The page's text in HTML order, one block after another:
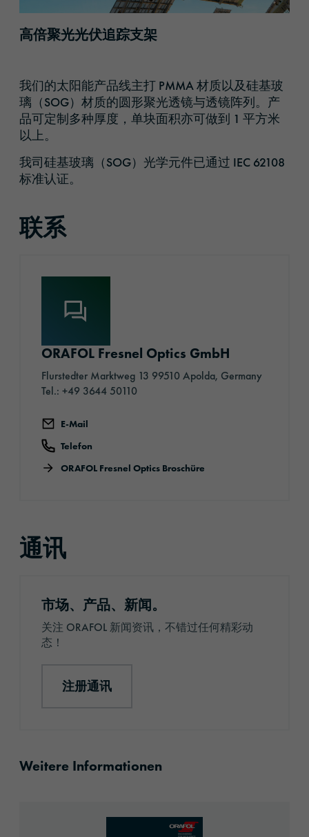
高倍聚光光伏追踪支架
我们的太阳能产品线主打 PMMA 材质以及硅基玻
璃（SOG）材质的圆形聚光透镜与透镜阵列。产
品可定制多种厚度，单块面积亦可做到 1 平方米
以上。
我司硅基玻璃（SOG）光学元件已通过 IEC 62108
标准认证。
联系
ORAFOL Fresnel Optics GmbH
Flurstedter Marktweg 13 99510 Apolda, Germany
Tel.: +49 3644 50110
E-Mail
Telefon
ORAFOL Fresnel Optics Broschüre
通讯
市场、产品、新闻。
关注 ORAFOL 新闻资讯，不错过任何精彩动
态！
注册通讯
Weitere Informationen